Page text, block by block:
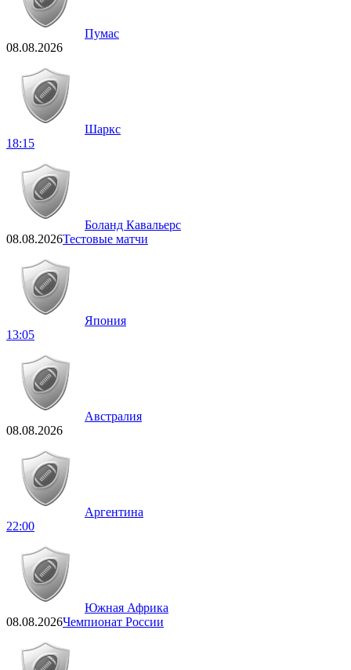
Пумас
08.08.2026
Шаркс
18:15
Боланд Кавальерс
08.08.2026Тестовые матчи
Япония
13:05
Австралия
08.08.2026
Аргентина
22:00
Южная Африка
08.08.2026Чемпионат России